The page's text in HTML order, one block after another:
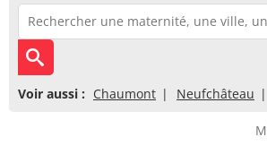
Voir aussi : Chaumont Neufchâteau